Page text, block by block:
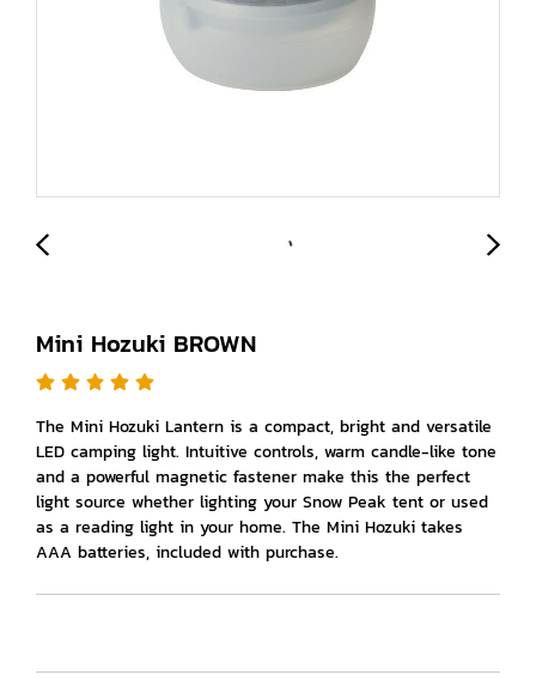
Mini Hozuki BROWN
The Mini Hozuki Lantern is a compact, bright and versatile
LED camping light. Intuitive controls, warm candle-like tone
and a powerful magnetic fastener make this the perfect
light source whether lighting your Snow Peak tent or used
as a reading light in your home. The Mini Hozuki takes
AAA batteries, included with purchase.